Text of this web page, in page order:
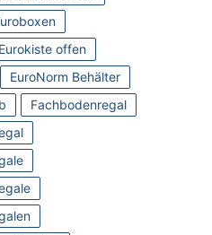
Eurokiste offen
EuroNorm Behälter
Fachbodenregal